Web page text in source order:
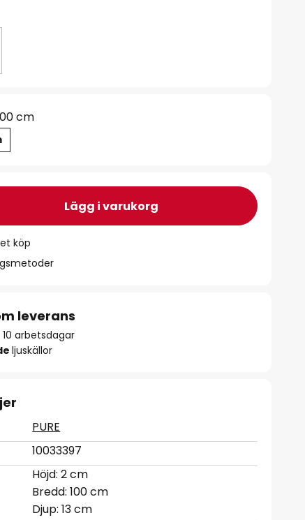
cm
Lägg i varukorg
köp
leverans
arbetsdagar
ljuskällor
PURE
10033397
Höjd: 2 cm
Bredd: 100 cm
Djup: 13 cm